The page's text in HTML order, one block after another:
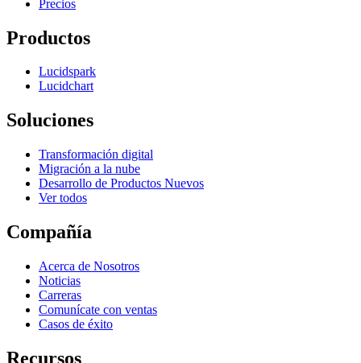
Precios
Productos
Lucidspark
Lucidchart
Soluciones
Transformación digital
Migración a la nube
Desarrollo de Productos Nuevos
Ver todos
Compañía
Acerca de Nosotros
Noticias
Carreras
Comunícate con ventas
Casos de éxito
Recursos